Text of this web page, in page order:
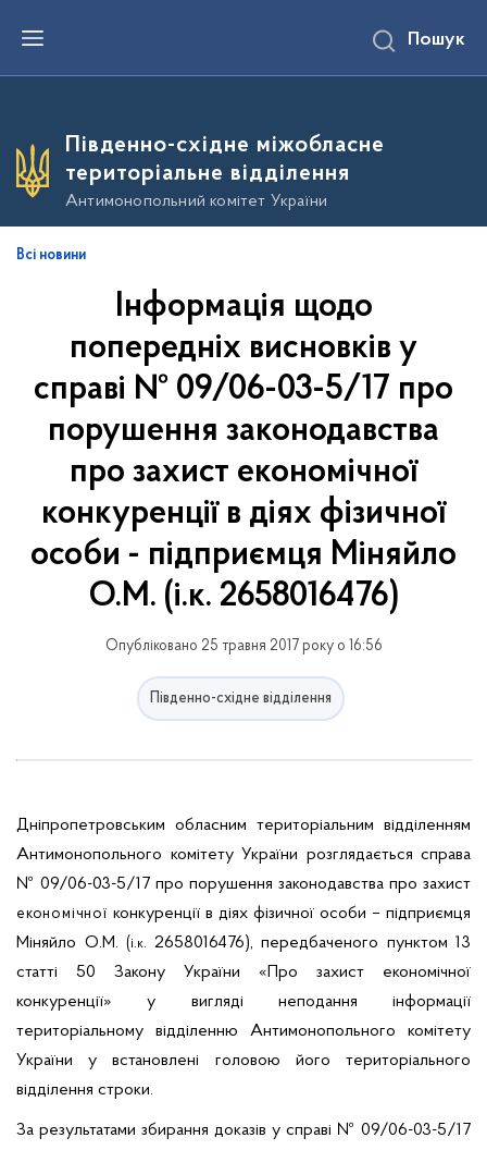
е
о
о
в
Пошук
Південно-східне міжобласне
територіальне відділення
Антимонопольний комітет України
Всі новини
Інформація щодо
попередніх висновків у
справі № 09/06-03-5/17 про
порушення законодавства
про захист економічної
конкуренції в діях фізичної
особи - підприємця Міняйло
О.М. (і.к. 2658016476)
Опубліковано 25 травня 2017 року о 16:56
Південно-східне відділення
Дніпропетровським обласним територіальним відділенням
Антимонопольного комітету України розглядається справа
№ 09/06-03-5/17 про порушення законодавства про захист
економічної конкуренції в діях фізичної особи – підприємця
Міняйло О.М. (і.к. 2658016476), передбаченого пунктом 13
статті 50 Закону України «Про захист економічної
конкуренції» у вигляді неподання інформації
територіальному відділенню Антимонопольного комітету
України у встановлені головою його територіального
відділення строки.
За результатами збирання доказів у справі № 09/06-03-5/17